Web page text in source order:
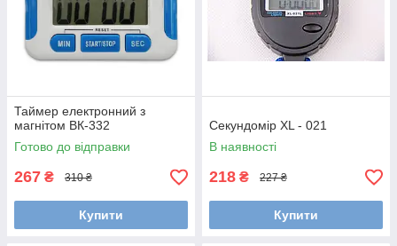
Таймер електронний з
магнітом ВК-332
Готово до відправки
267 ₴ 310 ₴
Купити
Секундомір XL - 021
В наявності
218 ₴ 227 ₴
Купити